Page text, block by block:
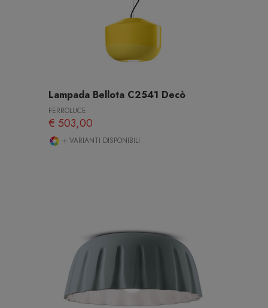
Lampada Bellota C2541 Decò
FERROLUCE
€ 503,00
+ VARIANTI DISPONIBILI